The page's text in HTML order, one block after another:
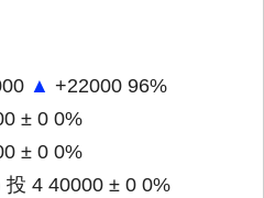
▲ +22000 96%
± 0 0%
± 0 0%
投 4 40000 ± 0 0%